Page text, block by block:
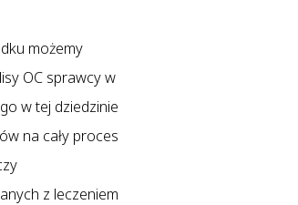
możemy
OC sprawcy w
w tej dziedzinie
na cały proces
z leczeniem